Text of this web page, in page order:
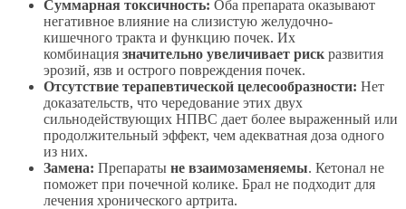
Суммарная токсичность: Оба препарата оказывают
негативное влияние на слизистую желудочно-
кишечного тракта и функцию почек. Их
комбинация значительно увеличивает риск развития
эрозий, язв и острого повреждения почек.
Отсутствие терапевтической целесообразности: Нет
доказательств, что чередование этих двух
сильнодействующих НПВС дает более выраженный или
продолжительный эффект, чем адекватная доза одного
из них.
Замена: Препараты не взаимозаменяемы. Кетонал не
поможет при почечной колике. Брал не подходит для
лечения хронического артрита.